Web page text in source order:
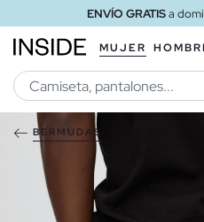
ENVÍO GRATISa
MUJER
BERMUDAS